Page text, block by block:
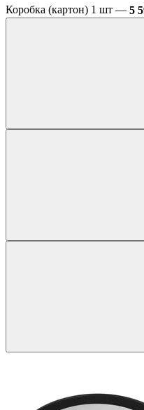
Коробка (картон) 1 шт — 5